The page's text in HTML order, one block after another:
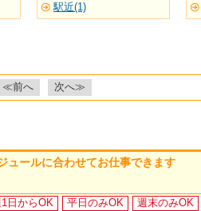
駅近(1)
≪前へ 次へ≫
ュールに合わせてお仕事できます
日からOK 平日のみOK 週末のみOK